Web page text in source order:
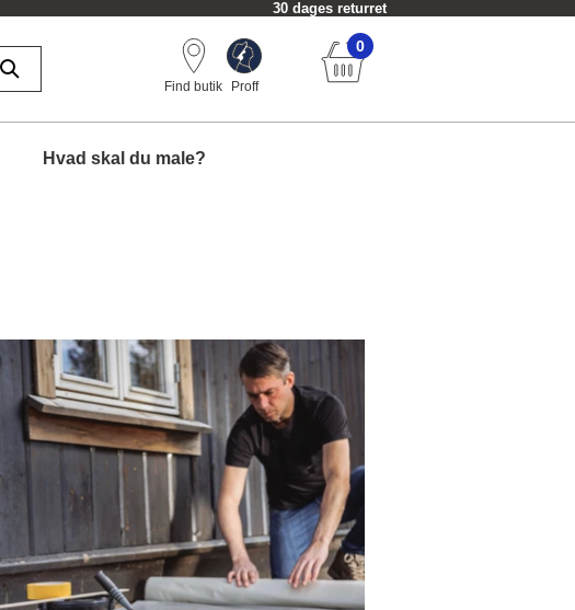
30 dages returret
Find butik Proff
0
Hvad skal du male?